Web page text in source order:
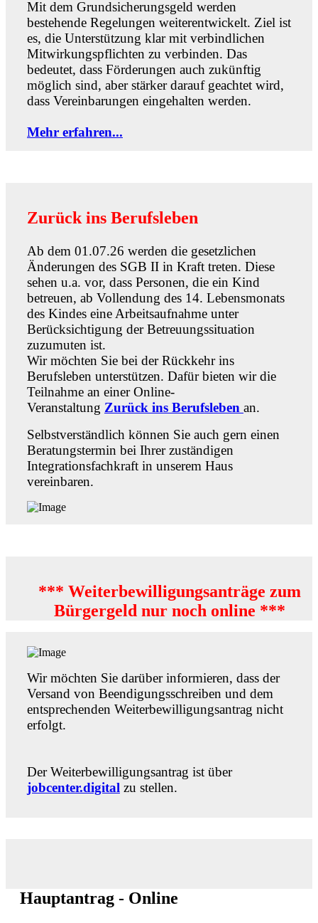
Mit dem Grundsicherungsgeld werden
bestehende Regelungen weiterentwickelt. Ziel ist
es, die Unterstützung klar mit verbindlichen
Mitwirkungspflichten zu verbinden. Das
bedeutet, dass Förderungen auch zukünftig
möglich sind, aber stärker darauf geachtet wird,
dass Vereinbarungen eingehalten werden.
Mehr erfahren...
Zurück ins Berufsleben
Ab dem 01.07.26 werden die gesetzlichen
Änderungen des SGB II in Kraft treten. Diese
sehen u.a. vor, dass Personen, die ein Kind
betreuen, ab Vollendung des 14. Lebensmonats
des Kindes eine Arbeitsaufnahme unter
Berücksichtigung der Betreuungssituation
zuzumuten ist.
Wir möchten Sie bei der Rückkehr ins
Berufsleben unterstützen. Dafür bieten wir die
Teilnahme an einer Online-
Veranstaltung Zurück ins Berufsleben an.
Selbstverständlich können Sie auch gern einen
Beratungstermin bei Ihrer zuständigen
Integrationsfachkraft in unserem Haus
vereinbaren.
*** Weiterbewilligungsanträge zum
Bürgergeld nur noch online ***
Wir möchten Sie darüber informieren, dass der
Versand von Beendigungsschreiben und dem
entsprechenden Weiterbewilligungsantrag nicht
erfolgt.
Der Weiterbewilligungsantrag ist über
jobcenter.digital zu stellen.
Hauptantrag - Online